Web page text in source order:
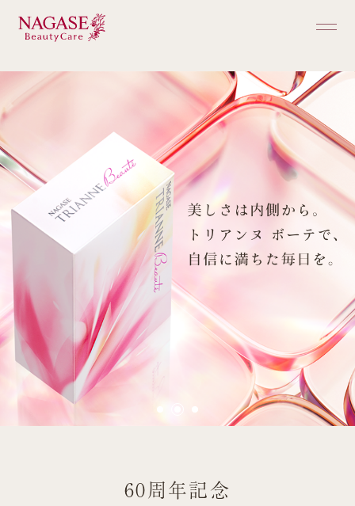
商品一覧
ご購入ガイド
ブランドについて
お知らせ・キャンペーン
お問い合わせ
60周年記念